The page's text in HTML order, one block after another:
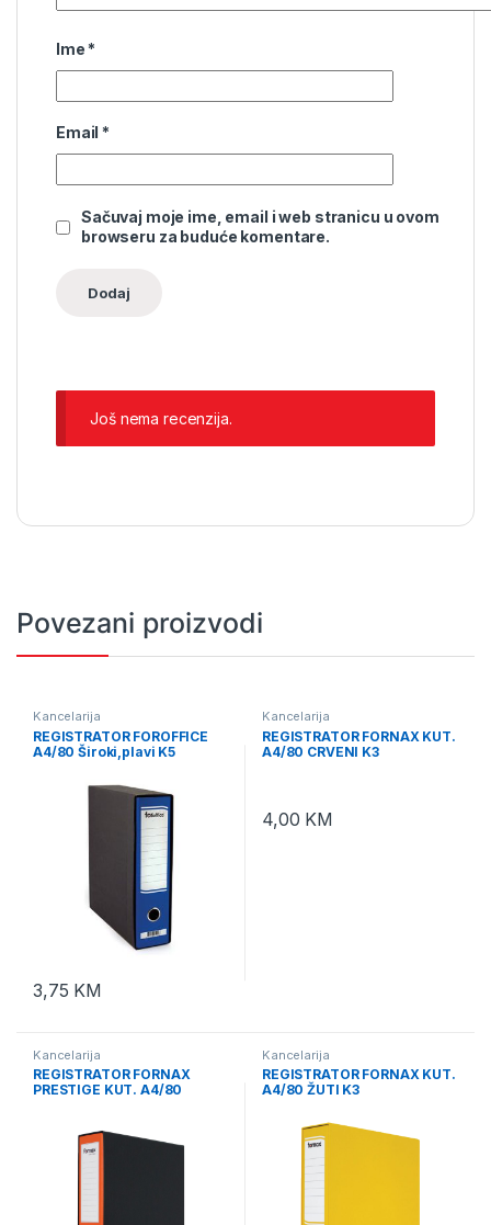
Ime *
Email *
Sačuvaj moje ime, email i web stranicu u ovom
browseru za buduće komentare.
Još nema recenzija.
Povezani proizvodi
Kancelarija
REGISTRATOR FOROFFICE
A4/80 Široki,plavi K5
3,75 KM
Kancelarija
REGISTRATOR FORNAX KUT.
A4/80 CRVENI K3
4,00 KM
Kancelarija
REGISTRATOR FORNAX
PRESTIGE KUT. A4/80
Kancelarija
REGISTRATOR FORNAX KUT.
A4/80 ŽUTI K3